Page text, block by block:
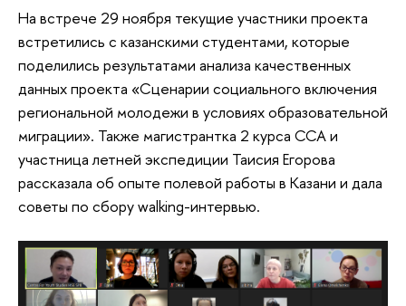
На встрече 29 ноября текущие участники проекта
встретились с казанскими студентами, которые
поделились результатами анализа качественных
данных проекта «Сценарии социального включения
региональной молодежи в условиях образовательной
миграции». Также магистрантка 2 курса ССА и
участница летней экспедиции Таисия Егорова
рассказала об опыте полевой работы в Казани и дала
советы по сбору walking-интервью.